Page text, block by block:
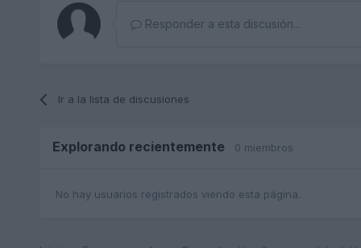
Responder a esta discusión...
Ir a la lista de discusiones
Explorando recientemente 0 miembros
No hay usuarios registrados viendo esta página.